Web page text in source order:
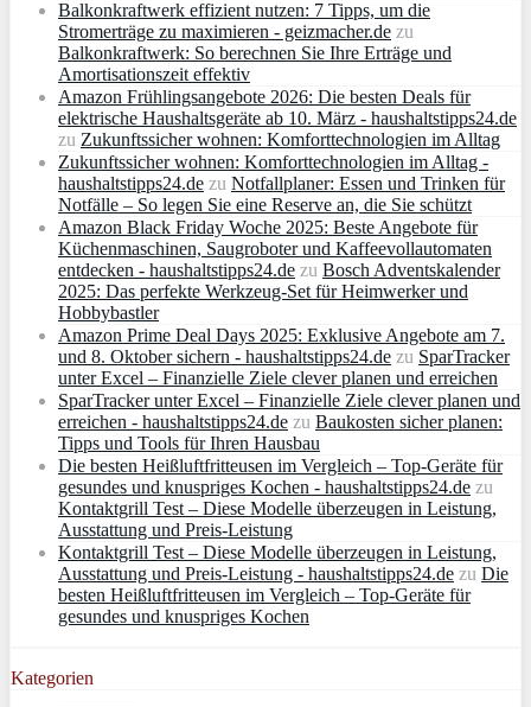
Balkonkraftwerk effizient nutzen: 7 Tipps, um die
Stromerträge zu maximieren - geizmacher.de zu
Balkonkraftwerk: So berechnen Sie Ihre Erträge und
Amortisationszeit effektiv
Amazon Frühlingsangebote 2026: Die besten Deals für
elektrische Haushaltsgeräte ab 10. März - haushaltstipps24.de
zu Zukunftssicher wohnen: Komforttechnologien im Alltag
Zukunftssicher wohnen: Komforttechnologien im Alltag -
haushaltstipps24.de zu Notfallplaner: Essen und Trinken für
Notfälle – So legen Sie eine Reserve an, die Sie schützt
Amazon Black Friday Woche 2025: Beste Angebote für
Küchenmaschinen, Saugroboter und Kaffeevollautomaten
entdecken - haushaltstipps24.de zu Bosch Adventskalender
2025: Das perfekte Werkzeug-Set für Heimwerker und
Hobbybastler
Amazon Prime Deal Days 2025: Exklusive Angebote am 7.
und 8. Oktober sichern - haushaltstipps24.de zu SparTracker
unter Excel – Finanzielle Ziele clever planen und erreichen
SparTracker unter Excel – Finanzielle Ziele clever planen und
erreichen - haushaltstipps24.de zu Baukosten sicher planen:
Tipps und Tools für Ihren Hausbau
Die besten Heißluftfritteusen im Vergleich – Top-Geräte für
gesundes und knuspriges Kochen - haushaltstipps24.de zu
Kontaktgrill Test – Diese Modelle überzeugen in Leistung,
Ausstattung und Preis-Leistung
Kontaktgrill Test – Diese Modelle überzeugen in Leistung,
Ausstattung und Preis-Leistung - haushaltstipps24.de zu Die
besten Heißluftfritteusen im Vergleich – Top-Geräte für
gesundes und knuspriges Kochen
Kategorien